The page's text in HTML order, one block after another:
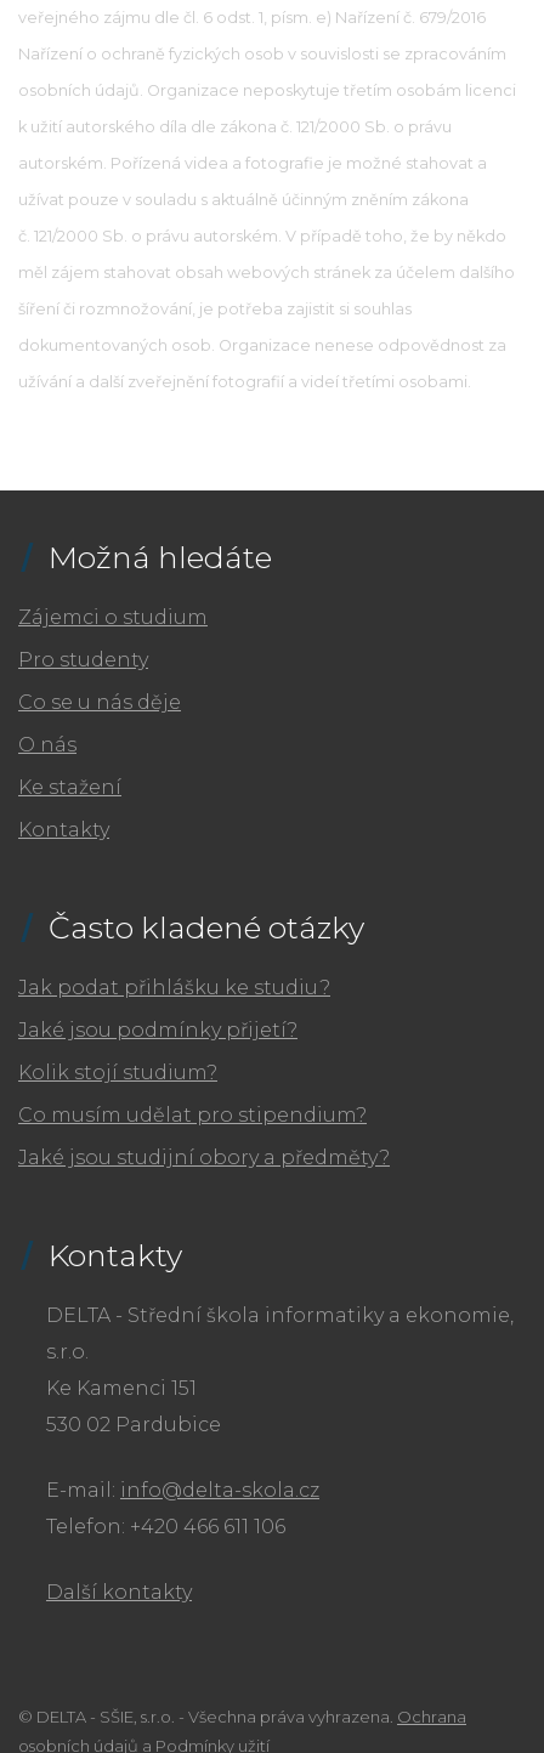
veřejného zájmu dle čl. 6 odst. 1, písm. e) Nařízení č. 679/2016
Nařízení o ochraně fyzických osob v souvislosti se zpracováním
osobních údajů. Organizace neposkytuje třetím osobám licenci
k užití autorského díla dle zákona č. 121/2000 Sb. o právu
autorském. Pořízená videa a fotografie je možné stahovat a
užívat pouze v souladu s aktuálně účinným zněním zákona
č. 121/2000 Sb. o právu autorském. V případě toho, že by někdo
měl zájem stahovat obsah webových stránek za účelem dalšího
šíření či rozmnožování, je potřeba zajistit si souhlas
dokumentovaných osob. Organizace nenese odpovědnost za
užívání a další zveřejnění fotografií a videí třetími osobami.
Možná hledáte
Zájemci o studium
Pro studenty
Co se u nás děje
O nás
Ke stažení
Kontakty
Často kladené otázky
Jak podat přihlášku ke studiu?
Jaké jsou podmínky přijetí?
Kolik stojí studium?
Co musím udělat pro stipendium?
Jaké jsou studijní obory a předměty?
Kontakty
DELTA - Střední škola informatiky a ekonomie,
s.r.o.
Ke Kamenci 151
530 02 Pardubice
E-mail: info@delta-skola.cz
Telefon: +420 466 611 106
Další kontakty
© DELTA - SŠIE, s.r.o. - Všechna práva vyhrazena. Ochrana
osobních údajů a Podmínky užití